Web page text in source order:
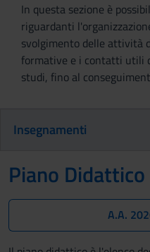
In questa sezione è
riguardanti
svolgimento delle attività
formative e i contatti utili
studi, fino al
Insegnamenti
Piano Didattico
A.A.